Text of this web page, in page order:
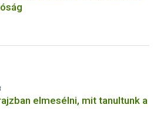
elmesélni, mit tanultunk a